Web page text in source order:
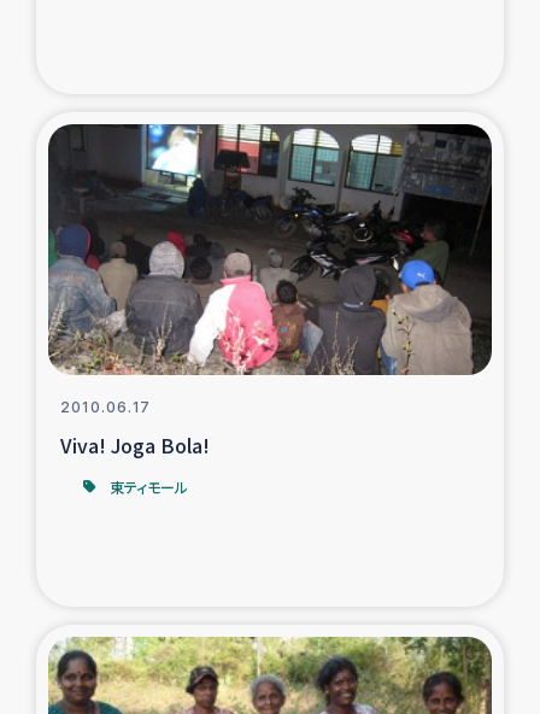
ミャンマー緊急支援
タイ国境ミャンマー移民子ども支援
漁民によるマングローブ植林活動
レバノンでのシリア難民への食糧・越冬支援
レバノンにおける緊急支援
レバノンでのシリア難民への教育支援事業
神原ゼミxパルシック
石巻市街地在宅被災者支援
2010.06.17
Viva! Joga Bola!
東ティモール